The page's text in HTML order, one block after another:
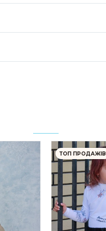
ТОП ПРОДАЖІВ